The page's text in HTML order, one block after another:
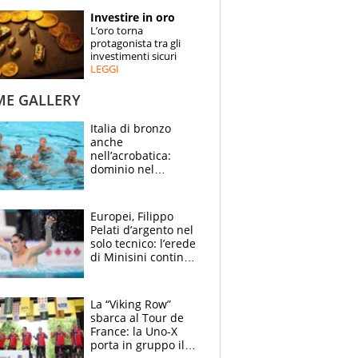
SPECIALI
ESPERTI
Investire in oro
L’oro torna
protagonista tra gli
investimenti sicuri
LEGGI
GALLERY
Italia di bronzo
anche
nell’acrobatica:
dominio nel
e compagni
continuare
Europei, Filippo
Pelati d’argento nel
solo tecnico: l’erede
di Minisini continua
mirino
La “Viking Row”
sbarca al Tour de
France: la Uno-X
porta in gruppo il